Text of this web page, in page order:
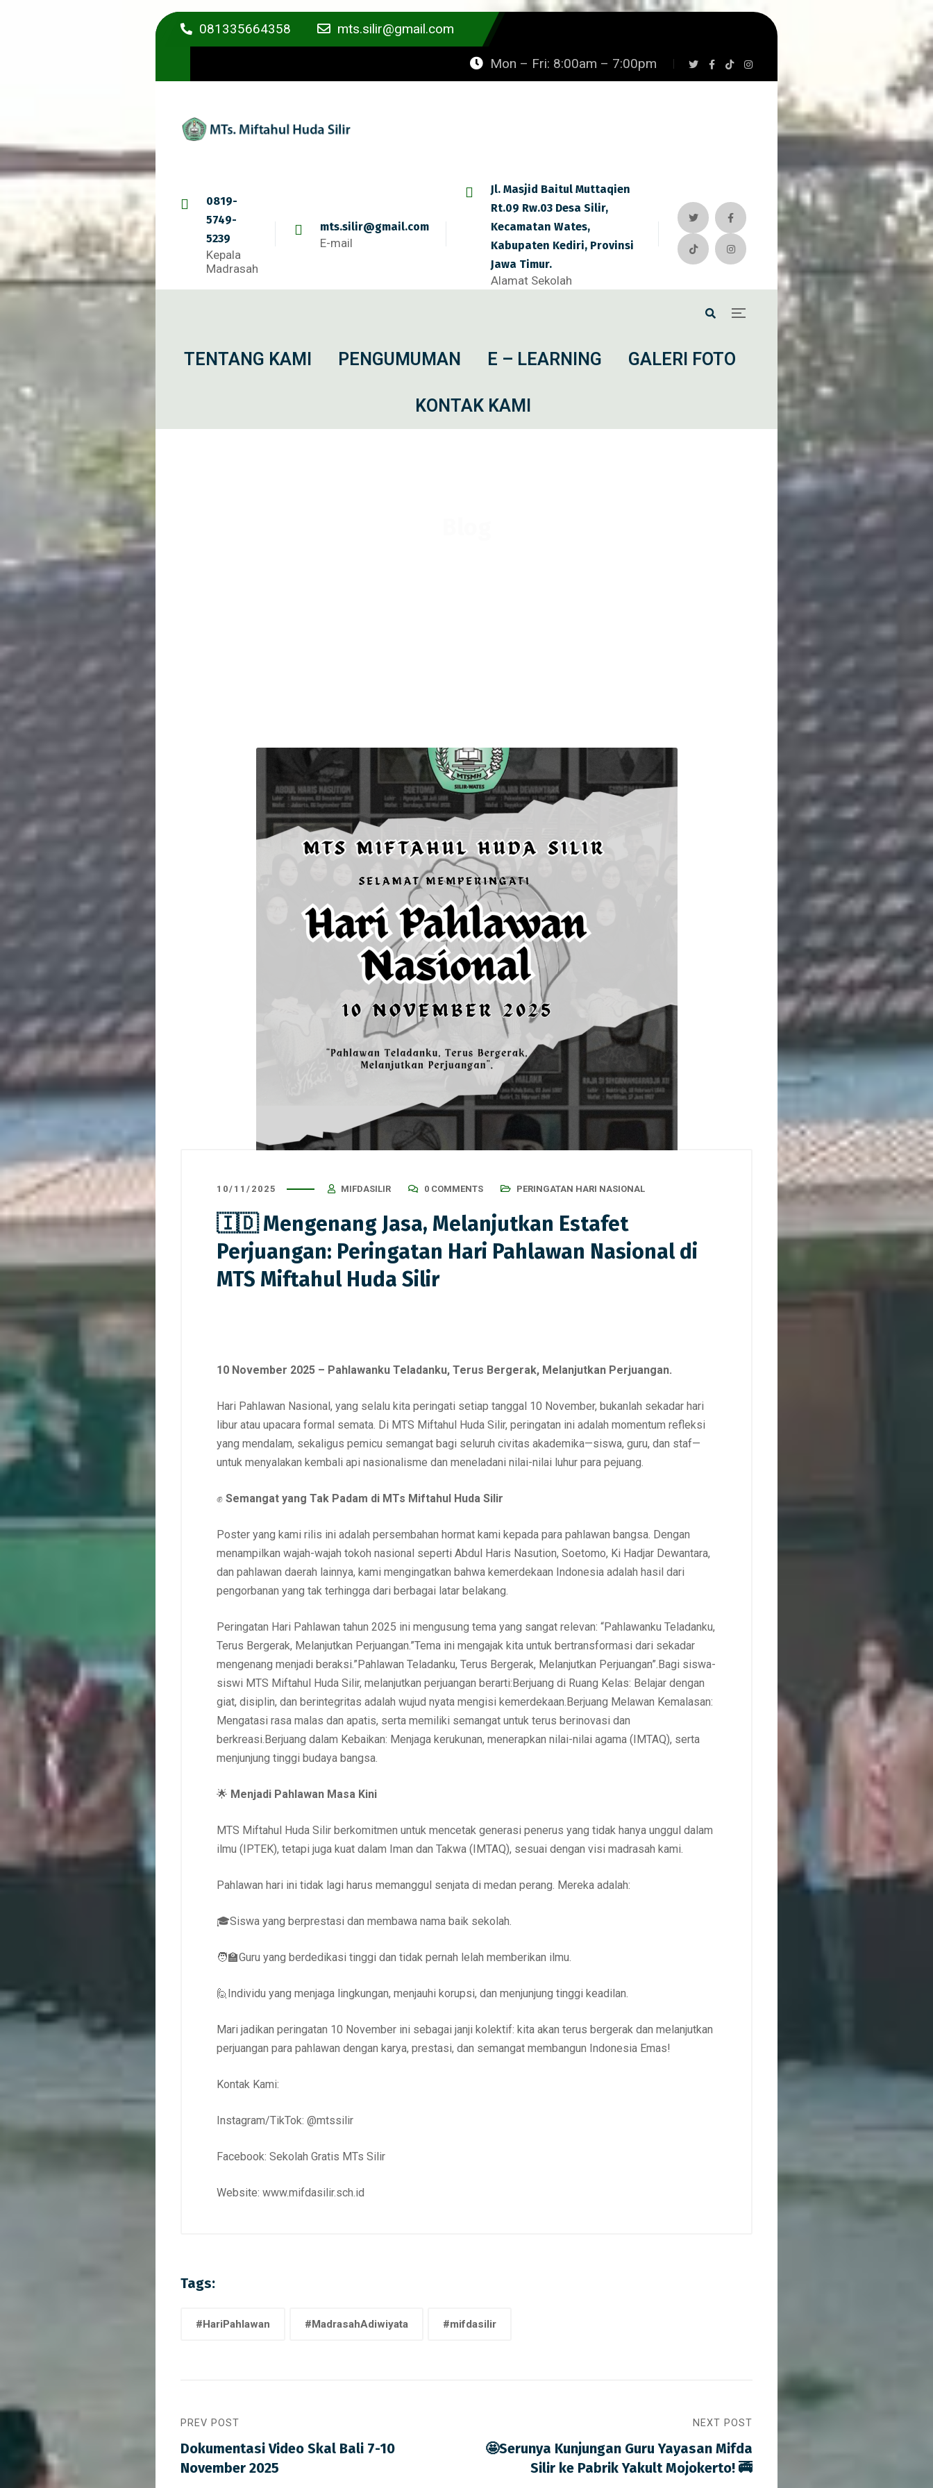
081335664358 mts.silir@gmail.com
Mon – Fri: 8:00am – 7:00pm
0819-
5749-
5239
Kepala
Madrasah
mts.silir@gmail.com
E-mail
Jl. Masjid Baitul Muttaqien
Rt.09 Rw.03 Desa Silir,
Kecamatan Wates,
Kabupaten Kediri, Provinsi
Jawa Timur.
Alamat Sekolah
TENTANG KAMI PENGUMUMAN E – LEARNING GALERI FOTO
KONTAK KAMI
10/11/2025 MIFDASILIR 0 COMMENTS PERINGATAN HARI NASIONAL
🇮🇩 Mengenang Jasa, Melanjutkan Estafet
Perjuangan: Peringatan Hari Pahlawan Nasional di
MTS Miftahul Huda Silir
10 November 2025 – Pahlawanku Teladanku, Terus Bergerak, Melanjutkan Perjuangan.
Hari Pahlawan Nasional, yang selalu kita peringati setiap tanggal 10 November, bukanlah sekadar hari
libur atau upacara formal semata. Di MTS Miftahul Huda Silir, peringatan ini adalah momentum refleksi
yang mendalam, sekaligus pemicu semangat bagi seluruh civitas akademika—siswa, guru, dan staf—
untuk menyalakan kembali api nasionalisme dan meneladani nilai-nilai luhur para pejuang.
✊ Semangat yang Tak Padam di MTs Miftahul Huda Silir
Poster yang kami rilis ini adalah persembahan hormat kami kepada para pahlawan bangsa. Dengan
menampilkan wajah-wajah tokoh nasional seperti Abdul Haris Nasution, Soetomo, Ki Hadjar Dewantara,
dan pahlawan daerah lainnya, kami mengingatkan bahwa kemerdekaan Indonesia adalah hasil dari
pengorbanan yang tak terhingga dari berbagai latar belakang.
Peringatan Hari Pahlawan tahun 2025 ini mengusung tema yang sangat relevan: “Pahlawanku Teladanku,
Terus Bergerak, Melanjutkan Perjuangan.”Tema ini mengajak kita untuk bertransformasi dari sekadar
mengenang menjadi beraksi.”Pahlawan Teladanku, Terus Bergerak, Melanjutkan Perjuangan”.Bagi siswa-
siswi MTS Miftahul Huda Silir, melanjutkan perjuangan berarti:Berjuang di Ruang Kelas: Belajar dengan
giat, disiplin, dan berintegritas adalah wujud nyata mengisi kemerdekaan.Berjuang Melawan Kemalasan:
Mengatasi rasa malas dan apatis, serta memiliki semangat untuk terus berinovasi dan
berkreasi.Berjuang dalam Kebaikan: Menjaga kerukunan, menerapkan nilai-nilai agama (IMTAQ), serta
menjunjung tinggi budaya bangsa.
🌟 Menjadi Pahlawan Masa Kini
MTS Miftahul Huda Silir berkomitmen untuk mencetak generasi penerus yang tidak hanya unggul dalam
ilmu (IPTEK), tetapi juga kuat dalam Iman dan Takwa (IMTAQ), sesuai dengan visi madrasah kami.
Pahlawan hari ini tidak lagi harus memanggul senjata di medan perang. Mereka adalah:
🎓Siswa yang berprestasi dan membawa nama baik sekolah.
🧑‍🏫Guru yang berdedikasi tinggi dan tidak pernah lelah memberikan ilmu.
🙋Individu yang menjaga lingkungan, menjauhi korupsi, dan menjunjung tinggi keadilan.
Mari jadikan peringatan 10 November ini sebagai janji kolektif: kita akan terus bergerak dan melanjutkan
perjuangan para pahlawan dengan karya, prestasi, dan semangat membangun Indonesia Emas!
Kontak Kami:
Instagram/TikTok: @mtssilir
Facebook: Sekolah Gratis MTs Silir
Website: www.mifdasilir.sch.id
Tags:
#HariPahlawan #MadrasahAdiwiyata #mifdasilir
PREV POST
Dokumentasi Video Skal Bali 7-10
November 2025
NEXT POST
🤩Serunya Kunjungan Guru Yayasan Mifda
Silir ke Pabrik Yakult Mojokerto! 🚎